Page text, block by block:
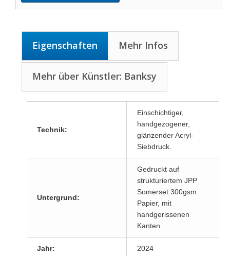
Eigenschaften Mehr Infos
Mehr über Künstler: Banksy
Technik:
Einschichtiger,
handgezogener,
glänzender Acryl-
Siebdruck.
Untergrund:
Gedruckt auf
strukturiertem JPP
Somerset 300gsm
Papier, mit
handgerissenen
Kanten.
Jahr: 2024